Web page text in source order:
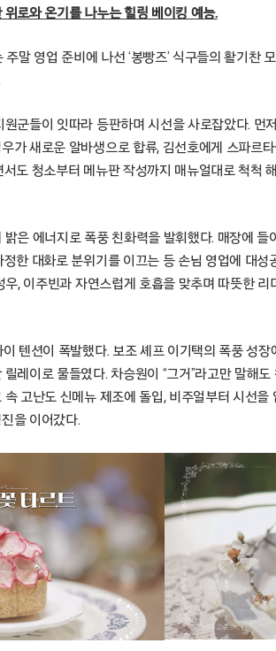
로와 온기를 나누는 힐링 베이킹 예능.
말 영업 준비에 나선 ‘봉빵즈’ 식구들의 활기찬
군들이 잇따라 등판하며 시선을 사로잡았다. 먼
가 새로운 알바생으로 합류, 김선호에게 스파르
도 청소부터 메뉴판 작성까지 매뉴얼대로 척척
은 에너지로 폭풍 친화력을 발휘했다. 매장에
한 대화로 분위기를 이끄는 등 손님 영업에 대성
우, 이주빈과 자연스럽게 호흡을 맞추며 따뜻한
이 텐션이 폭발했다. 보조 셰프 이기택의 폭풍 성
레이로 물들였다. 차승원이 “그거”라고만 말해
고난도 신메뉴 제조에 돌입, 비주얼부터 시선
을 이어갔다.